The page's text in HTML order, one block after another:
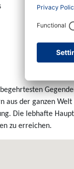
aus der ganzen
Die lebhafte
zu erreichen.